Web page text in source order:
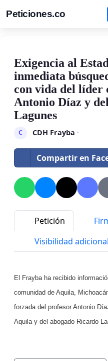
Peticiones.co
Exigencia al
inmediata
con vida del líder
Antonio Díaz y
Lagunes
C CDH Frayba ·
Compartir en
Petición
Visibilidad adicional
El Frayba ha recibido
comunidad de Aquila,
forzada del profesor Antonio
Aquila y del abogado Ricardo